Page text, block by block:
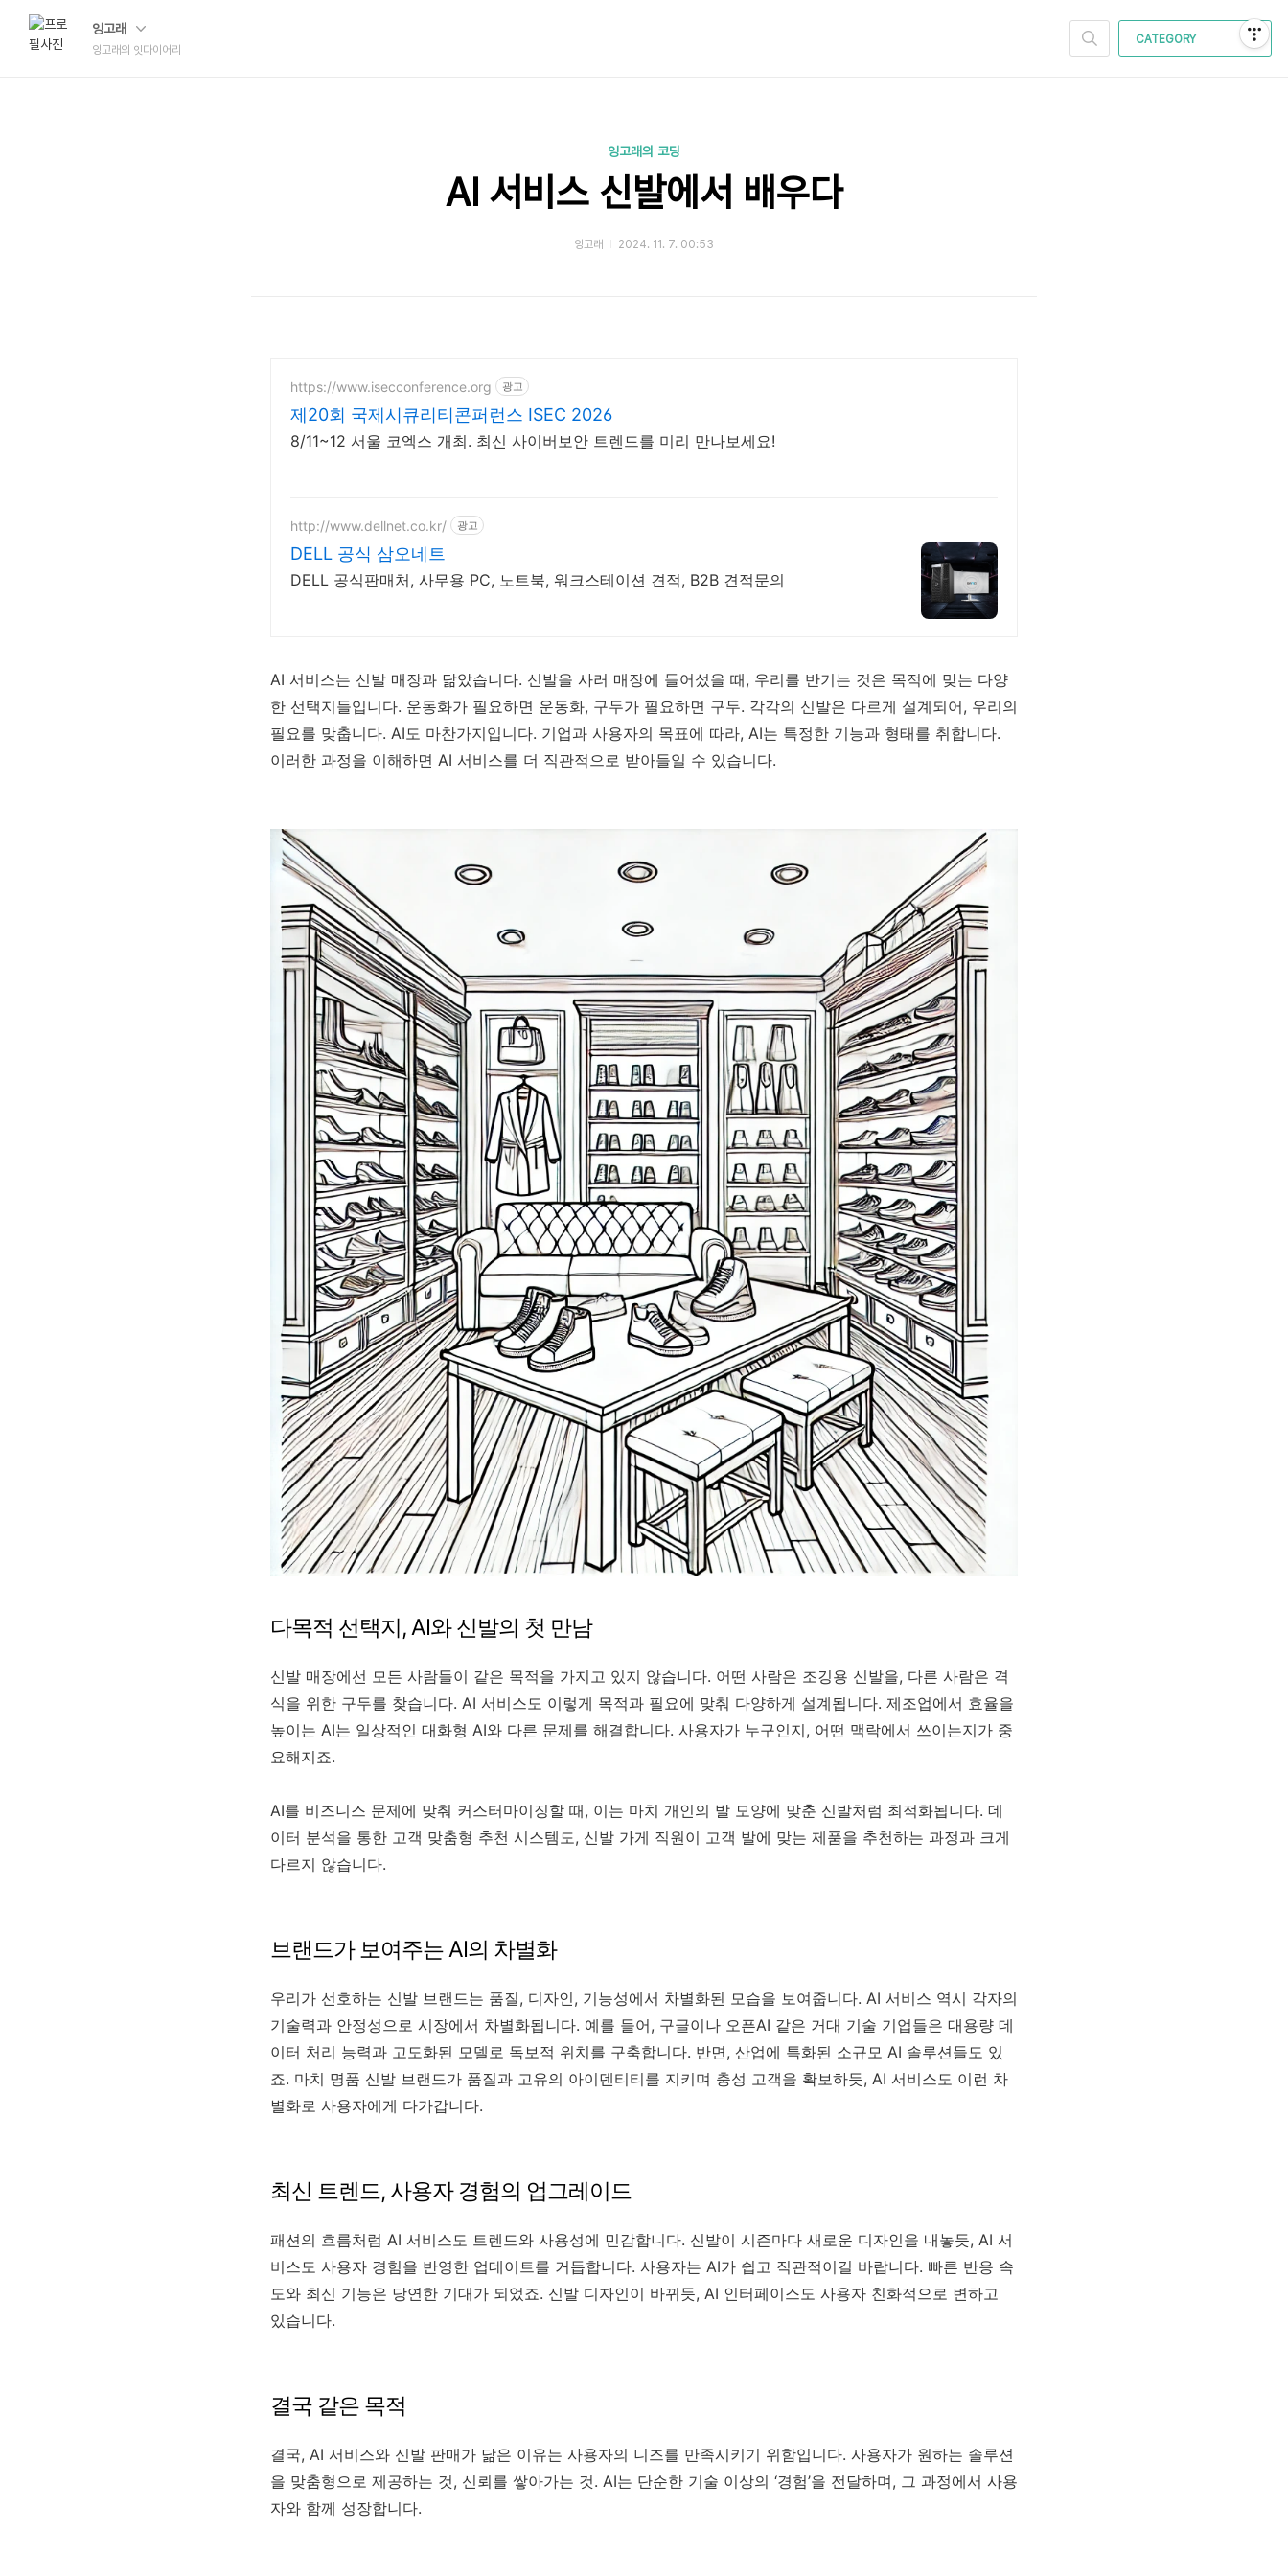
잉고래
잉고래의 잇다이어리
CATEGORY
잉고래의 코딩
AI 서비스 신발에서 배우다
잉고래 2024. 11. 7. 00:53
https://www.isecconference.org 광고
제20회 국제시큐리티콘퍼런스 ISEC 2026
8/11~12 서울 코엑스 개최. 최신 사이버보안 트렌드를 미리 만나보세요!
http://www.dellnet.co.kr/ 광고
DELL 공식 삼오네트
DELL 공식판매처, 사무용 PC, 노트북, 워크스테이션 견적, B2B 견적문의
AI 서비스는 신발 매장과 닮았습니다. 신발을 사러 매장에 들어섰을 때, 우리를 반기는 것은 목적에 맞는 다양
한 선택지들입니다. 운동화가 필요하면 운동화, 구두가 필요하면 구두. 각각의 신발은 다르게 설계되어, 우리의
필요를 맞춥니다. AI도 마찬가지입니다. 기업과 사용자의 목표에 따라, AI는 특정한 기능과 형태를 취합니다.
이러한 과정을 이해하면 AI 서비스를 더 직관적으로 받아들일 수 있습니다.
다목적 선택지, AI와 신발의 첫 만남
신발 매장에선 모든 사람들이 같은 목적을 가지고 있지 않습니다. 어떤 사람은 조깅용 신발을, 다른 사람은 격
식을 위한 구두를 찾습니다. AI 서비스도 이렇게 목적과 필요에 맞춰 다양하게 설계됩니다. 제조업에서 효율을
높이는 AI는 일상적인 대화형 AI와 다른 문제를 해결합니다. 사용자가 누구인지, 어떤 맥락에서 쓰이는지가 중
요해지죠.
AI를 비즈니스 문제에 맞춰 커스터마이징할 때, 이는 마치 개인의 발 모양에 맞춘 신발처럼 최적화됩니다. 데
이터 분석을 통한 고객 맞춤형 추천 시스템도, 신발 가게 직원이 고객 발에 맞는 제품을 추천하는 과정과 크게
다르지 않습니다.
브랜드가 보여주는 AI의 차별화
우리가 선호하는 신발 브랜드는 품질, 디자인, 기능성에서 차별화된 모습을 보여줍니다. AI 서비스 역시 각자의
기술력과 안정성으로 시장에서 차별화됩니다. 예를 들어, 구글이나 오픈AI 같은 거대 기술 기업들은 대용량 데
이터 처리 능력과 고도화된 모델로 독보적 위치를 구축합니다. 반면, 산업에 특화된 소규모 AI 솔루션들도 있
죠. 마치 명품 신발 브랜드가 품질과 고유의 아이덴티티를 지키며 충성 고객을 확보하듯, AI 서비스도 이런 차
별화로 사용자에게 다가갑니다.
최신 트렌드, 사용자 경험의 업그레이드
패션의 흐름처럼 AI 서비스도 트렌드와 사용성에 민감합니다. 신발이 시즌마다 새로운 디자인을 내놓듯, AI 서
비스도 사용자 경험을 반영한 업데이트를 거듭합니다. 사용자는 AI가 쉽고 직관적이길 바랍니다. 빠른 반응 속
도와 최신 기능은 당연한 기대가 되었죠. 신발 디자인이 바뀌듯, AI 인터페이스도 사용자 친화적으로 변하고
있습니다.
결국 같은 목적
결국, AI 서비스와 신발 판매가 닮은 이유는 사용자의 니즈를 만족시키기 위함입니다. 사용자가 원하는 솔루션
을 맞춤형으로 제공하는 것, 신뢰를 쌓아가는 것. AI는 단순한 기술 이상의 ‘경험’을 전달하며, 그 과정에서 사용
자와 함께 성장합니다.